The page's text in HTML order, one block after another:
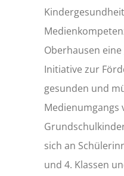
Oberhausen
Initiative zur
gesunden und
Medienumgangs
sich an
und 4. Klassen